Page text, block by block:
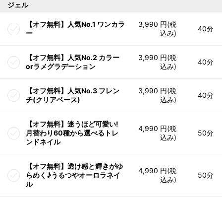
ジェル
【オフ無料】人気No.1 ワンカラ
ー
3,990 円(税
込み)
40分
【オフ無料】人気No.2 カラー
orラメグラデーション
3,990 円(税
込み)
40分
【オフ無料】人気No.3 フレン
チ(クリアベース)
3,990 円(税
込み)
40分
【オフ無料】迷うほど可愛い!
月替わり60種から選べるトレ
ンドネイル
4,990 円(税
込み)
50分
【オフ無料】透け感と輝きがゆ
らめく♪うるつやオーロラネイ
ル
4,990 円(税
込み)
50分